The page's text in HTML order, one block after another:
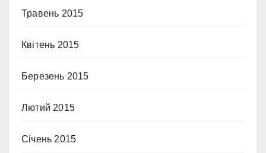
Травень 2015
Квітень 2015
Березень 2015
Лютий 2015
Січень 2015